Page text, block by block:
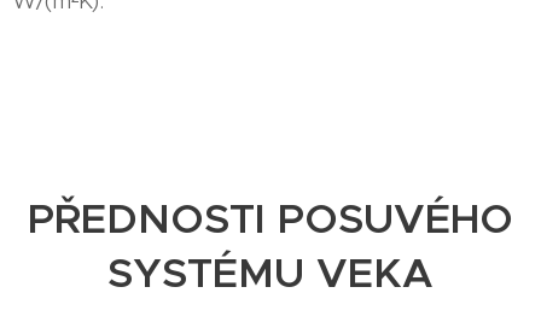
PŘEDNOSTI POSUVÉHO
SYSTÉMU VEKA